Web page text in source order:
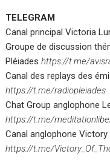
TELEGRAM
Canal principal Victoria
Groupe de discussion
Pléiadeshttps://t.me/
Canal des replays des
https://t.me/radiopleiades
Chat Group anglophone
https://t.me/
Canal anglophone
https://t.me/